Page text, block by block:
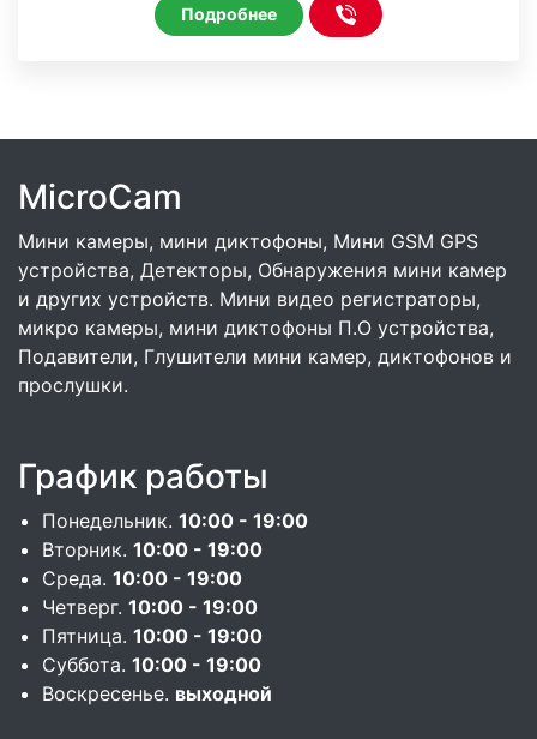
Подробнее
MicroCam
Мини камеры, мини диктофоны, Мини GSM GPS
устройства, Детекторы, Обнаружения мини камер
и других устройств. Мини видео регистраторы,
микро камеры, мини диктофоны П.О устройства,
Подавители, Глушители мини камер, диктофонов и
прослушки.
График работы
Понедельник. 10:00 - 19:00
Вторник. 10:00 - 19:00
Среда. 10:00 - 19:00
Четверг. 10:00 - 19:00
Пятница. 10:00 - 19:00
Суббота. 10:00 - 19:00
Воскресенье. выходной